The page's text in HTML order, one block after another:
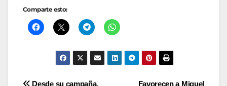
Comparte esto:
Favorecen a Miguel
Desde su campaña,